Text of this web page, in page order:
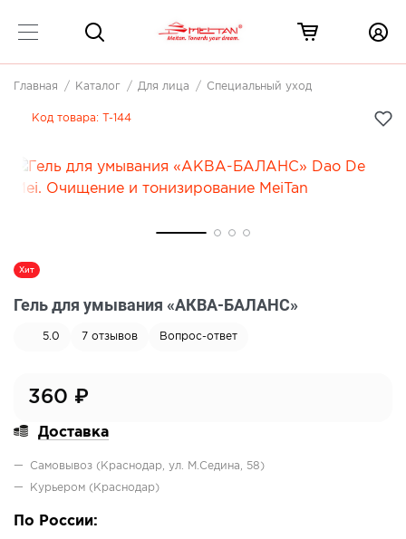
Главная Каталог Для лица Специальный уход
Гель для умывания «АКВА-БАЛАНС»
5.0 7 отзывов Вопрос-ответ
Код товара: T-144
Хит
360 ₽
Доставка
Самовывоз (Краснодар, ул. М.Седина, 58)
Курьером (Краснодар)
По России: